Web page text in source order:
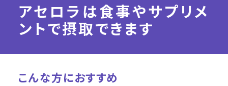
アセロラは食事やサプリメ
ントで摂取できます
こんな方におすすめ